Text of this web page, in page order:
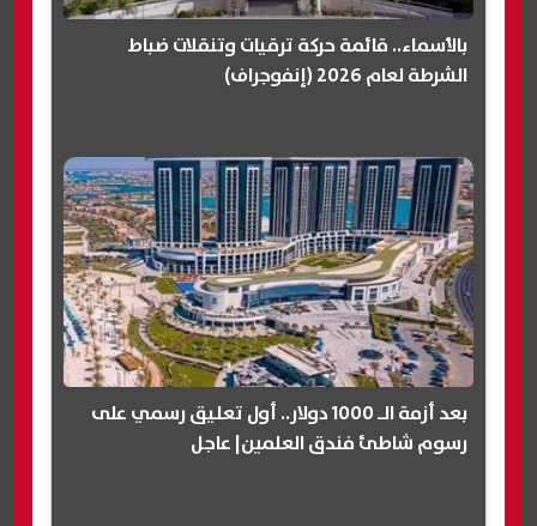
بالأسماء.. قائمة حركة ترقيات وتنقلات ضباط
الشرطة لعام 2026 (إنفوجراف)
بعد أزمة الـ 1000 دولار.. أول تعليق رسمي على
رسوم شاطئ فندق العلمين| عاجل